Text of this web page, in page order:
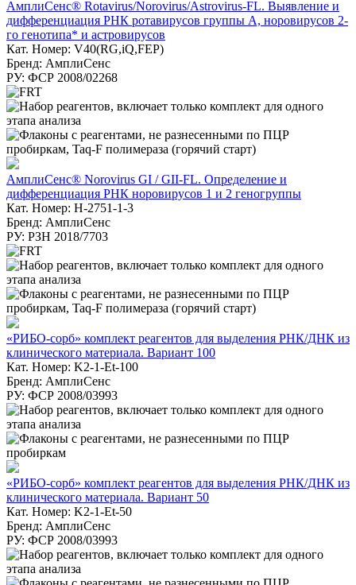
АмплиСенс® Rotavirus/Norovirus/Astrovirus-FL. Выявление и
дифференциация РНК ротавирусов группы А, норовирусов 2-
го генотипа* и астровирусов
Кат. Номер: V40(RG,iQ,FEP)
Бренд: АмплиСенс
РУ: ФСР 2008/02268
АмплиСенс® Norovirus GI / GII-FL. Определение и
дифференциация РНК норовирусов 1 и 2 геногруппы
Кат. Номер: H-2751-1-3
Бренд: АмплиСенс
РУ: РЗН 2018/7703
«РИБО-сорб» комплект реагентов для выделения РНК/ДНК из
клинического материала. Вариант 100
Кат. Номер: K2-1-Et-100
Бренд: АмплиСенс
РУ: ФСР 2008/03993
«РИБО-сорб» комплект реагентов для выделения РНК/ДНК из
клинического материала. Вариант 50
Кат. Номер: K2-1-Et-50
Бренд: АмплиСенс
РУ: ФСР 2008/03993